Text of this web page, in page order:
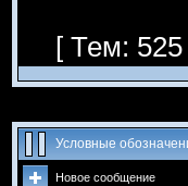
[ Тем:
Условные
Новое сообщение